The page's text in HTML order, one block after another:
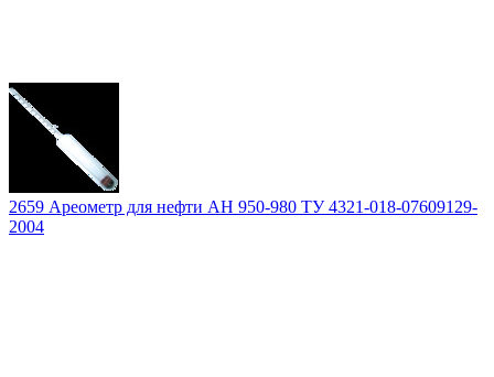
2659 Ареометр для нефти АН 950-980 ТУ 4321-018-07609129-
2004